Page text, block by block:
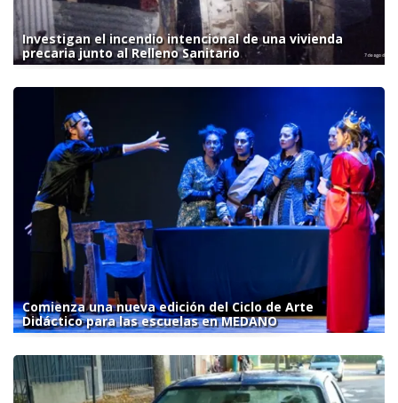
Investigan el incendio intencional de una vivienda
precaria junto al Relleno Sanitario
Comienza una nueva edición del Ciclo de Arte
Didáctico para las escuelas en MEDANO